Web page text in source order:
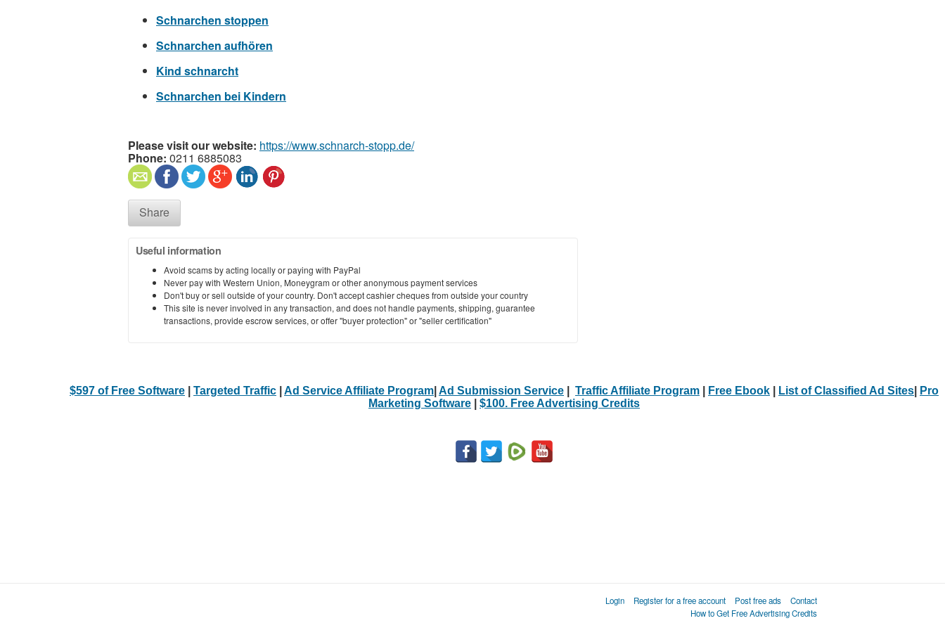
Schnarchen stoppen
Schnarchen aufhören
Kind schnarcht
Schnarchen bei Kindern
Please visit our website: https://www.schnarch-stopp.de/
Phone: 0211 6885083
Share
Useful information
Avoid scams by acting locally or paying with PayPal
Never pay with Western Union, Moneygram or other anonymous payment services
Don't buy or sell outside of your country. Don't accept cashier cheques from outside your country
This site is never involved in any transaction, and does not handle payments, shipping, guarantee
transactions, provide escrow services, or offer "buyer protection" or "seller certification"
$597 of Free Software Targeted Traffic Ad Service Affiliate Program Ad Submission Service Traffic Affiliate Program Free Ebook List of Classified Ad Sites
Pro
Marketing Software
$100. Free Advertising Credits
Login Register for a free account Post free ads
Contact
How to Get Free Advertising Credits